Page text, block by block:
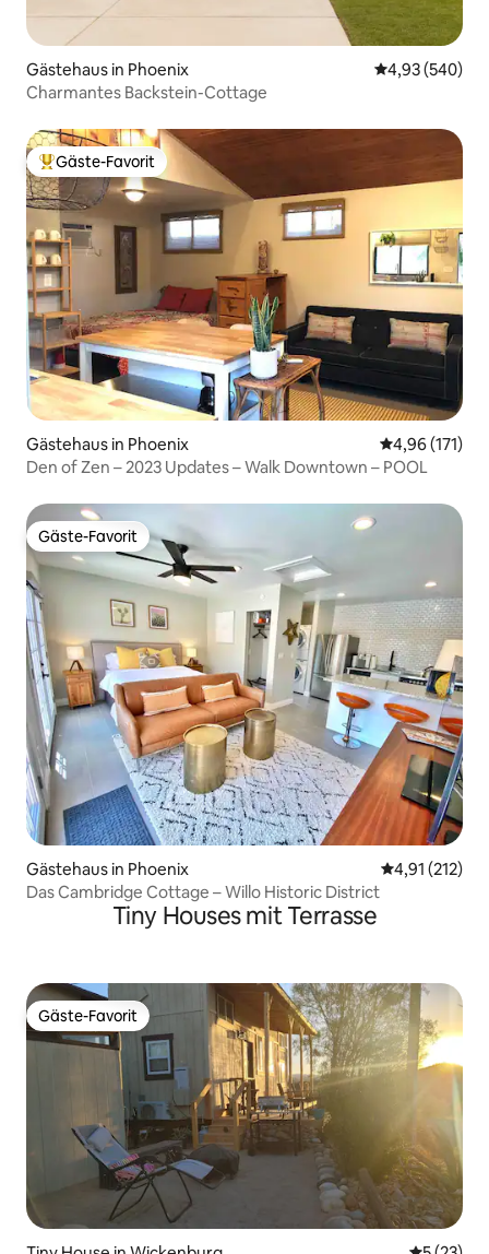
Gästehaus in Phoenix
4,93 (540)
Charmantes Backstein-Cottage
Beliebter Gäste-Favorit.
Gäste-Favorit
Gästehaus in Phoenix
4,96 (171)
Den of Zen – 2023 Updates – Walk Downtown – POOL
Gäste-Favorit
Gäste-Favorit
Gästehaus in Phoenix
4,91 (212)
Das Cambridge Cottage – Willo Historic District
Tiny Houses mit Terrasse
Gäste-Favorit
Gäste-Favorit